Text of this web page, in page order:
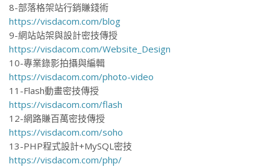
8-部落格架站行銷賺錢術
https://visdacom.com/blog
9-網站站架與設計密技傳授
https://visdacom.com/Website_Design
10-專業錄影拍攝與編輯
https://visdacom.com/photo-video
11-Flash動畫密技傳授
https://visdacom.com/flash
12-網路賺百萬密技傳授
https://visdacom.com/soho
13-PHP程式設計+MySQL密技
https://visdacom.com/php/